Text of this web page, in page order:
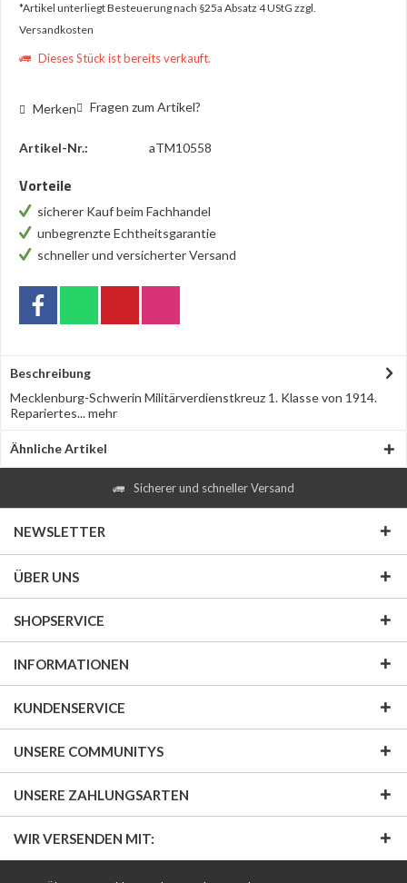
*Artikel unterliegt Besteuerung nach §25a Absatz 4 UStG zzgl.
Versandkosten
Dieses Stück ist bereits verkauft.
Merken Fragen zum Artikel?
Artikel-Nr.: aTM10558
Vorteile
sicherer Kauf beim Fachhandel
unbegrenzte Echtheitsgarantie
schneller und versicherter Versand
Beschreibung
Mecklenburg-Schwerin Militärverdienstkreuz 1. Klasse von 1914.
Repariertes...mehr
Ähnliche Artikel
Sicherer und schneller Versand
NEWSLETTER
ÜBER UNS
SHOPSERVICE
INFORMATIONEN
KUNDENSERVICE
UNSERE COMMUNITYS
UNSERE ZAHLUNGSARTEN
WIR VERSENDEN MIT: